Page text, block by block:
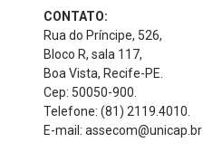
CONTATO:
Rua do Príncipe, 526,
Bloco R, sala 117,
Boa Vista, Recife-PE.
Cep: 50050-900.
Telefone: (81) 2119.4010.
E-mail: assecom@unicap.br